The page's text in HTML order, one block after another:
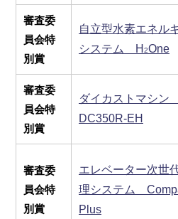
審査委
員会特
別賞
自立型水素エネル
システム H 2One
審査委
員会特
別賞
ダイカストマシン
DC350R-EH
審査委
員会特
別賞
エレベーター次世
理システム
Plus